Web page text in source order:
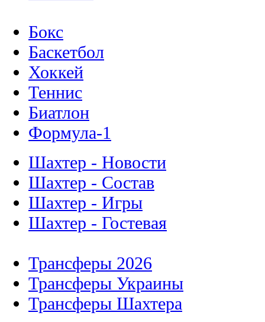
Бокс
Баскетбол
Хоккей
Теннис
Биатлон
Формула-1
Шахтер - Новости
Шахтер - Состав
Шахтер - Игры
Шахтер - Гостевая
Трансферы 2026
Трансферы Украины
Трансферы Шахтера